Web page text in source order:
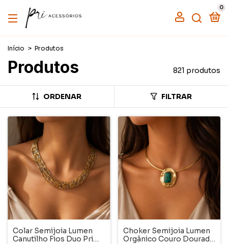
0
Início > Produtos
Produtos 821 produtos
ORDENAR FILTRAR
Colar Semijoia Lumen
Canutilho Fios Duo Pri
Choker Semijoia Lumen
Orgânico Couro Dourado